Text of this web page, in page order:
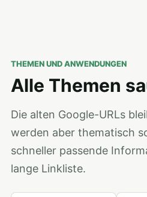
THEMEN UND ANWENDUNGEN
Alle Themen
Die alten Google-URLs
werden aber thematisch
schneller passende
lange Linkliste.